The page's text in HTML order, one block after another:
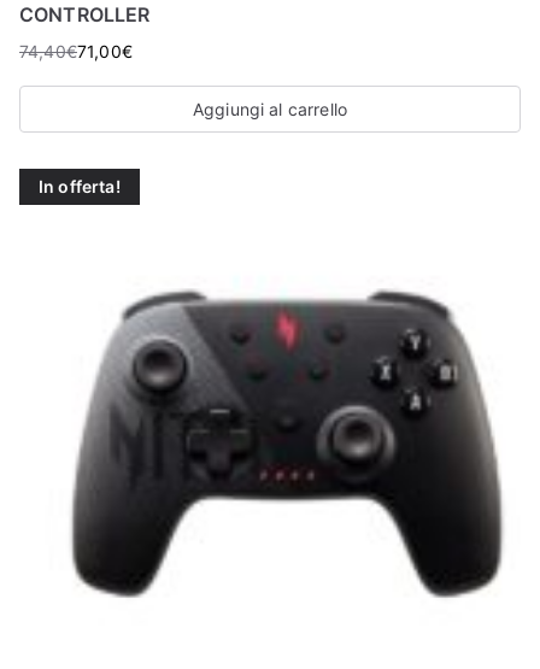
CONTROLLER
74,40€71,00€
Aggiungi al carrello
In offerta!